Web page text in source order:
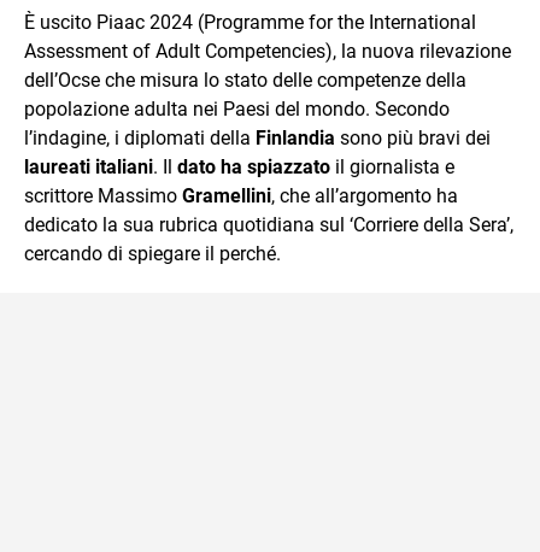
mente.
È uscito Piaac 2024 (Programme for the International
Assessment of Adult Competencies), la nuova rilevazione
dell’Ocse che misura lo stato delle competenze della
popolazione adulta nei Paesi del mondo. Secondo
l’indagine, i diplomati della Finlandia sono più bravi dei
laureati italiani. Il dato ha spiazzato il giornalista e
scrittore Massimo Gramellini, che all’argomento ha
dedicato la sua rubrica quotidiana sul ‘Corriere della Sera’,
cercando di spiegare il perché.